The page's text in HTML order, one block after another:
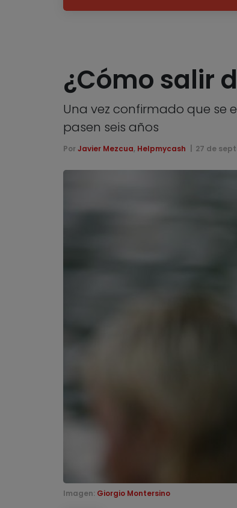
¿Cómo salir
Una vez confirmado que se
pasen seis años
Por Javier Mezcua, Helpmycash 27 de
Imagen: Giorgio Montersino